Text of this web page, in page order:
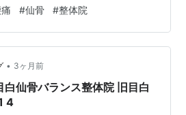
での投稿）:
函館 レン
ン貸衣裳館 フォトウェディング
北海道函館市豊川町１１…
#仙骨 #整体院
• 3ヶ月前
白仙骨バランス整体院 旧目白
4